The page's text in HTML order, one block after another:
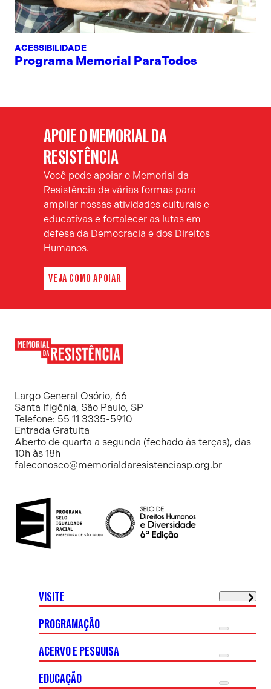
ACESSIBILIDADE
Programa Memorial ParaTodos
APOIE O MEMORIAL DA
RESISTÊNCIA
Você pode apoiar o Memorial da
Resistência de várias formas para
ampliar nossas atividades culturais e
educativas e fortalecer as lutas em
defesa da Democracia e dos Direitos
Humanos.
VEJA COMO APOIAR
Resistência
Largo General Osório, 66
Santa Ifigênia, São Paulo, SP
Telefone: 55 11 3335-5910
Entrada Gratuita
Aberto de quarta a segunda (fechado às terças), das
10h às 18h
faleconosco@memorialdaresistenciasp.org.br
VISITE
PROGRAMAÇÃO
ACERVO E PESQUISA
EDUCAÇÃO